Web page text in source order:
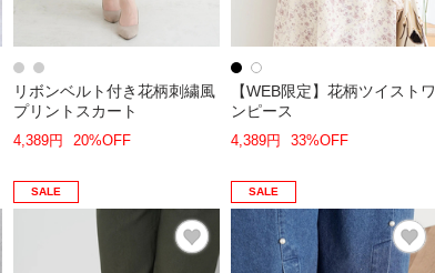
リボンベルト付き花柄刺繍風
プリントスカート
4,389円 20%OFF
【WEB限定】花柄ツイストワ
ンピース
4,389円 33%OFF
SALE SALE